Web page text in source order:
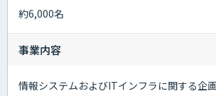
約6,000名
事業内容
情報システムおよびITインフラに関する企